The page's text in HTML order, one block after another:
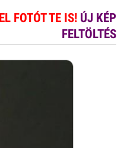
FOTÓT TE IS! ÚJ KÉP
FELTÖLTÉS